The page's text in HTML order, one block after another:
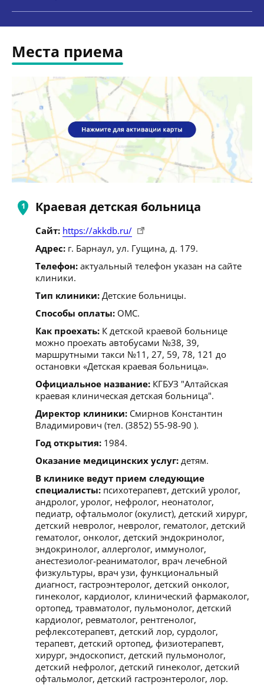
Места приема
Краевая детская больница
Сайт: https://akkdb.ru/
Адрес: г. Барнаул, ул. Гущина, д. 179.
Телефон: актуальный телефон указан на сайте
клиники.
Тип клиники: Детские больницы.
Способы оплаты: ОМС.
Как проехать: К детской краевой больнице
можно проехать автобусами №38, 39,
маршрутными такси №11, 27, 59, 78, 121 до
остановки «Детская краевая больница».
Официальное название: КГБУЗ "Алтайская
краевая клиническая детская больница".
Директор клиники: Смирнов Константин
Владимирович (тел. (3852) 55-98-90 ).
Год открытия: 1984.
Оказание медицинских услуг: детям.
В клинике ведут прием следующие
специалисты: психотерапевт, детский уролог,
андролог, уролог, нефролог, неонатолог,
педиатр, офтальмолог (окулист), детский хирург,
детский невролог, невролог, гематолог, детский
гематолог, онколог, детский эндокринолог,
эндокринолог, аллерголог, иммунолог,
анестезиолог-реаниматолог, врач лечебной
физкультуры, врач узи, функциональный
диагност, гастроэнтеролог, детский онколог,
гинеколог, кардиолог, клинический фармаколог,
ортопед, травматолог, пульмонолог, детский
кардиолог, ревматолог, рентгенолог,
рефлексотерапевт, детский лор, сурдолог,
терапевт, детский ортопед, физиотерапевт,
хирург, эндоскопист, детский пульмонолог,
детский нефролог, детский гинеколог, детский
офтальмолог, детский гастроэнтеролог, лор.